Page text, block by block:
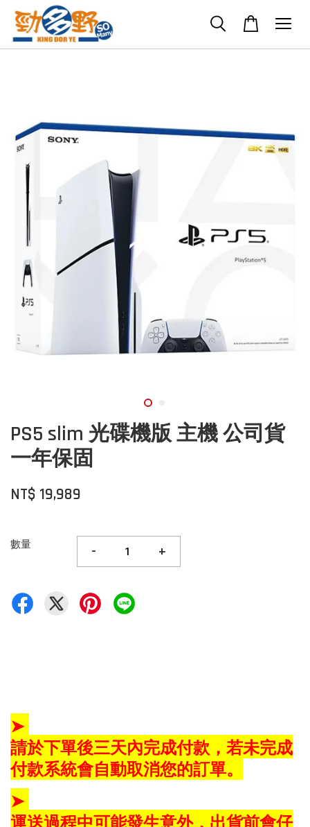
PS5 slim 光碟機版 主機 公司貨
一年保固
NT$ 19,989
數量 - +
➤
請於下單後三天內完成付款，若未完成
付款系統會自動取消您的訂單。
➤
運送過程中可能發生意外，出貨前會仔